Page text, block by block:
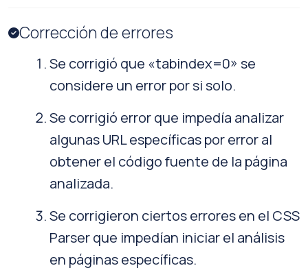
Corrección de errores
Se corrigió que «tabindex=0» se
considere un error por si solo.
Se corrigió error que impedía analizar
algunas URL específicas por error al
obtener el código fuente de la página
analizada.
Se corrigieron ciertos errores en el CSS
Parser que impedían iniciar el análisis
en páginas específicas.